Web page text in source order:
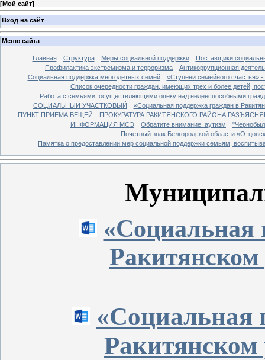
[Мой сайт]
Вход на сайт
Меню сайта
Главная Структура Меры социальной поддержки
Поставщики
Профилактика экстремизма и терроризма
Антикоррупционная
Социальная поддержка многодетных семей
«Ступени семейного счастья»
Список очередности граждан, имеющих трех и более детей,
Работа с семьями, осуществляющими опеку над недееспособными
СОЦИАЛЬНЫЙ УЧАСТКОВЫЙ
«Социальная поддержка граждан в
ПУНКТ ПРИЕМА ВЕЩЕЙ
ПРОКУРАТУРА РАКИТЯНСКОГО РАЙОНА
ИНФОРМАЦИЯ МСЭ
Обратите внимание: аутизм
Почетный знак Белгородской области
Памятка о предоставлении мер социальной поддержки семьям,
«Социальная
Ракитянском
«Социальная
Ракитянском